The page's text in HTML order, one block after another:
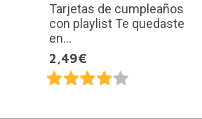
Tarjetas de cumpleaños
con playlist Te quedaste
en...
2,49€